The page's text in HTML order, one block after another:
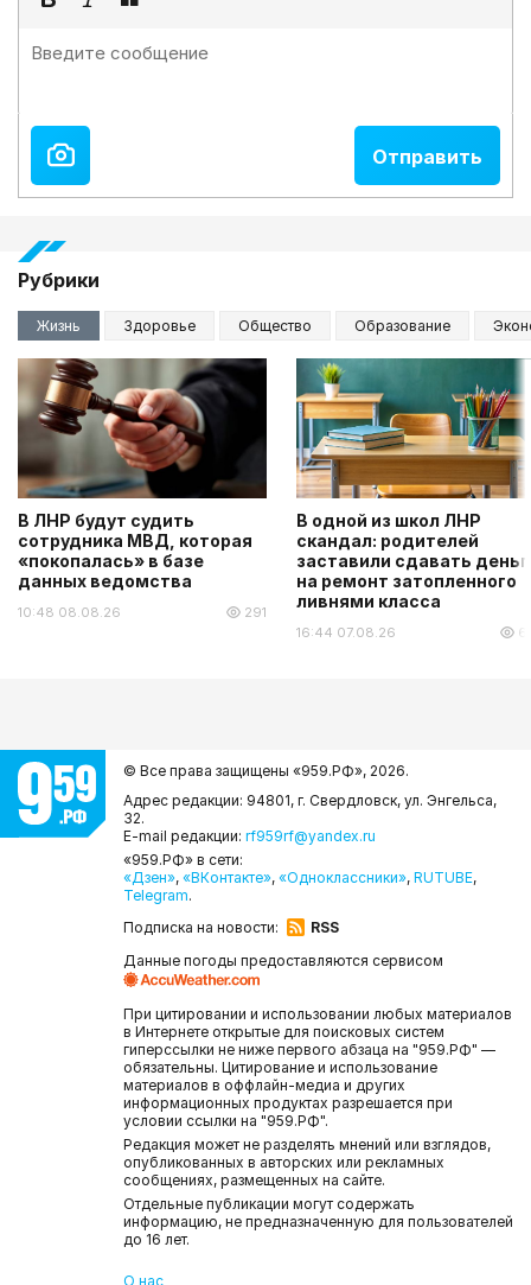
Рубрики
Жизнь Здоровье Общество Образование
В ЛНР будут судить
сотрудника МВД, которая
«покопалась» в базе
данных ведомства
10:48 08.08.26 291
В одной из школ ЛНР
скандал: родителей
заставили сдавать
на ремонт затопленного
ливнями класса
16:44 07.08.26
© Все права защищены «959.РФ», 2026.
Адрес редакции: 94801, г. Свердловск, ул. Энгельса,
32.
E-mail редакции: rf959rf@yandex.ru
«959.РФ» в сети:
«Дзен», «ВКонтакте», «Одноклассники», RUTUBE,
Telegram.
Подписка на новости:
RSS
Данные погоды предоставляются сервисом
При цитировании и использовании любых материалов
в Интернете открытые для поисковых систем
гиперссылки не ниже первого абзаца на "959.РФ" —
обязательны. Цитирование и использование
материалов в оффлайн-медиа и других
информационных продуктах разрешается при
условии ссылки на "959.РФ".
Редакция может не разделять мнений или взглядов,
опубликованных в авторских или рекламных
сообщениях, размещенных на сайте.
Отдельные публикации могут содержать
информацию, не предназначенную для пользователей
до 16 лет.
О нас